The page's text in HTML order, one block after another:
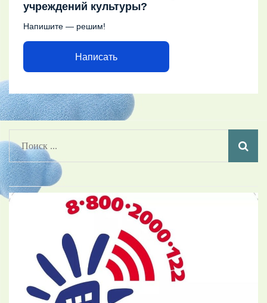
учреждений культуры?
Напишите — решим!
Написать